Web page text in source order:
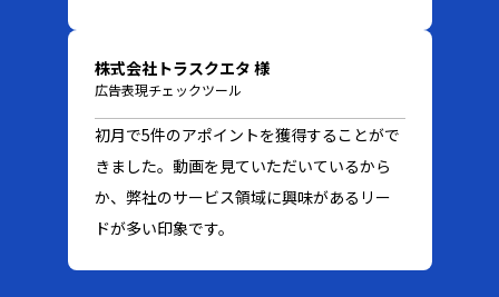
株式会社トラスクエタ 様
広告表現チェックツール
初月で5件のアポイントを獲得することがで
きました。動画を見ていただいているから
か、弊社のサービス領域に興味があるリー
ドが多い印象です。